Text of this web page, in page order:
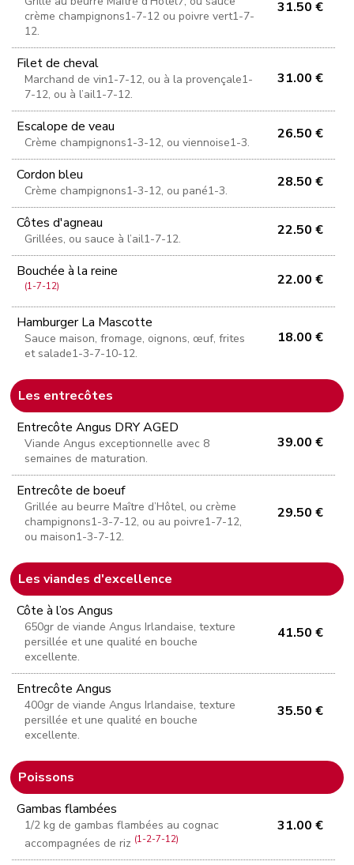
crème champignons1-7-12 ou poivre vert1-7-
12.
31.50 €
Filet de cheval
Marchand de vin1-7-12, ou à la provençale1-
7-12, ou à l’ail1-7-12.
31.00 €
Escalope de veau
Crème champignons1-3-12, ou viennoise1-3.
26.50 €
Cordon bleu
Crème champignons1-3-12, ou pané1-3.
28.50 €
Côtes d'agneau
Grillées, ou sauce à l’ail1-7-12.
22.50 €
Bouchée à la reine
(1-7-12) 22.00 €
Hamburger La Mascotte
Sauce maison, fromage, oignons, œuf, frites
et salade1-3-7-10-12.
18.00 €
Les entrecôtes
Entrecôte Angus DRY AGED
Viande Angus exceptionnelle avec 8
semaines de maturation.
39.00 €
Entrecôte de boeuf
Grillée au beurre Maître d’Hôtel, ou crème
champignons1-3-7-12, ou au poivre1-7-12,
ou maison1-3-7-12.
29.50 €
Les viandes d'excellence
Côte à l’os Angus
650gr de viande Angus Irlandaise, texture
persillée et une qualité en bouche
excellente.
41.50 €
Entrecôte Angus
400gr de viande Angus Irlandaise, texture
persillée et une qualité en bouche
excellente.
35.50 €
Poissons
Gambas flambées
1/2 kg de gambas flambées au cognac
accompagnées de riz (1-2-7-12)
31.00 €